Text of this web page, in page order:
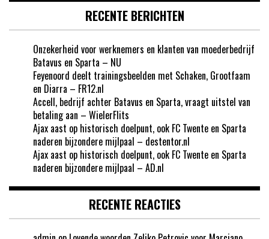
RECENTE BERICHTEN
Onzekerheid voor werknemers en klanten van moederbedrijf
Batavus en Sparta – NU
Feyenoord deelt trainingsbeelden met Schaken, Grootfaam
en Diarra – FR12.nl
Accell, bedrijf achter Batavus en Sparta, vraagt uitstel van
betaling aan – WielerFlits
Ajax aast op historisch doelpunt, ook FC Twente en Sparta
naderen bijzondere mijlpaal – destentor.nl
Ajax aast op historisch doelpunt, ook FC Twente en Sparta
naderen bijzondere mijlpaal – AD.nl
RECENTE REACTIES